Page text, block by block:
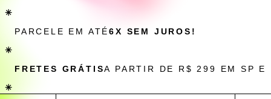
✳
PARCELE EM ATÉ6X SEM JUROS!
✳
FRETES GRÁTISA PARTIR DE R$ 299 EM SP
✳